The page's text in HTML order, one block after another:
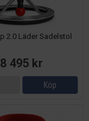
2.0 Läder Sadelstol
8 495 kr
Köp